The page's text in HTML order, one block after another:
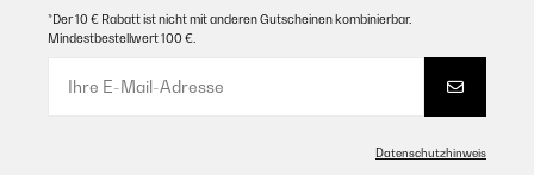
Semplicemente perfetto, originale, prezzo, giusto. Ottimo
acquisto.
Utente Amazon
*Der 10 € Rabatt ist nicht mit anderen Gutscheinen kombinierbar.
Mindestbestellwert 100 €.
Datenschutzhinweis